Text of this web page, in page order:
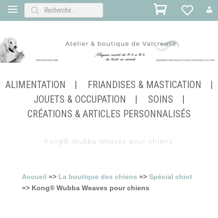
Recherche
produits
ALIMENTATION
FRIANDISES & MASTICATION
JOUETS & OCCUPATION
SOINS
CRÉATIONS & ARTICLES PERSONNALISÉS
Kong® Wubba Weaves pour chiens
Accueil »> La boutique des chiens »> Spécial chiot
»> Kong® Wubba Weaves pour chiens